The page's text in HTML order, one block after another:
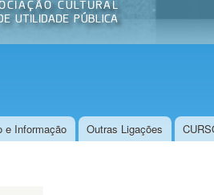
e Informação Outras Ligações